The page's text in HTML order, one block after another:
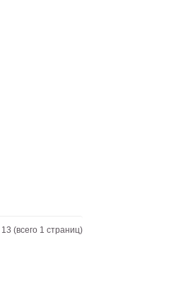
(всего 1 страниц)